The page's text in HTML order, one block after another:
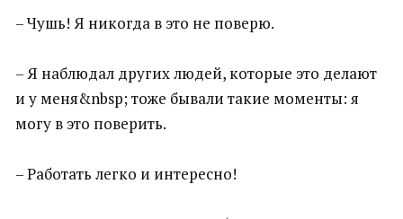
– Чушь! Я никогда в это не поверю.
– Я наблюдал других людей, которые это делают
и у меня&nbsp; тоже бывали такие моменты: я
могу в это поверить.
– Работать легко и интересно!